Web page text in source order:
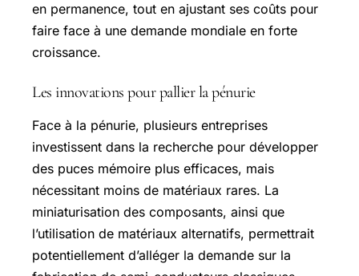
en permanence, tout en ajustant ses coûts pour
faire face à une demande mondiale en forte
croissance.
Les innovations pour pallier la pénurie
Face à la pénurie, plusieurs entreprises
investissent dans la recherche pour développer
des puces mémoire plus efficaces, mais
nécessitant moins de matériaux rares. La
miniaturisation des composants, ainsi que
l’utilisation de matériaux alternatifs, permettrait
potentiellement d’alléger la demande sur la